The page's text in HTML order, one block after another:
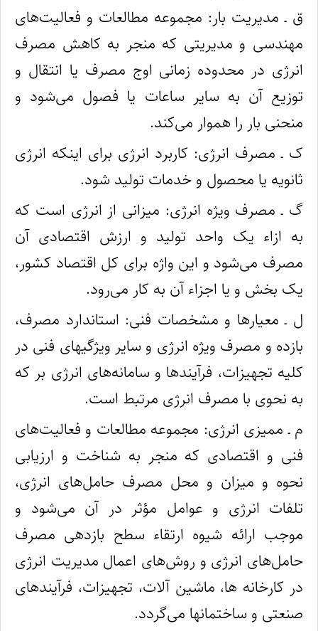
ق ـ مدیریت بار: مجموعه مطالعات و فعالیت‌های
مهندسی و مدیریتی که منجر به کاهش مصرف
انرژی در محدوده زمانی اوج مصرف یا انتقال و
توزیع آن به سایر ساعات یا فصول می‌شود و
منحنی بار را هموار می‌کند.
ک ـ مصرف انرژی: کاربرد انرژی برای اینکه انرژی
ثانویه یا محصول و خدمات تولید شود.
گ ـ مصرف ویژه انرژی: میزانی از انرژی است که
به ازاء یک واحد تولید و ارزش اقتصادی آن
مصرف می‌شود و این واژه برای کل اقتصاد کشور،
یک بخش و یا اجزاء آن به کار می‌رود.
ل ـ معیارها و مشخصات فنی: استاندارد مصرف،
بازده و مصرف ویژه انرژی و سایر ویژگیهای فنی در
کلیه تجهیزات، فرآیندها و سامانه‌های انرژی‌ بر که
به ‌نحوی با مصرف انرژی مرتبط است.
م ـ ممیزی انرژی: مجموعه مطالعات و فعالیت‌های
فنی و اقتصادی که منجر به شناخت و ارزیابی
نحوه و میزان و محل مصرف حامل‌های انرژی،
تلفات انرژی و عوامل مؤثر در آن می‌شود و
موجب ارائه شیوه ارتقاء سطح بازدهی مصرف
حامل‌های انرژی و روش‌های اعمال مدیریت انرژی
در کارخانه‌ ها، ماشین‌ آلات، تجهیزات، فرآیندهای
صنعتی و ساختمانها می‌گردد.